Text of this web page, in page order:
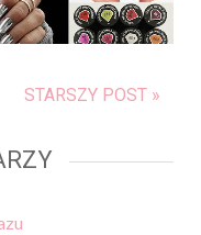
STARSZY POST »